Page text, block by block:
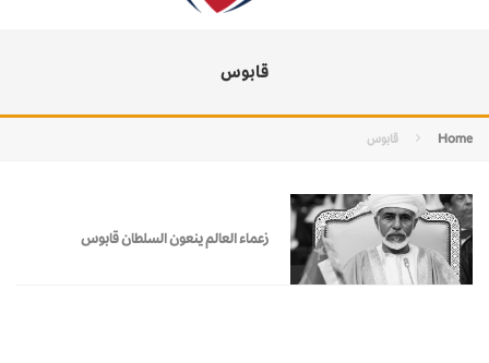
قابوس
Home قابوس
زعماء العالم ينعون السلطان قابوس